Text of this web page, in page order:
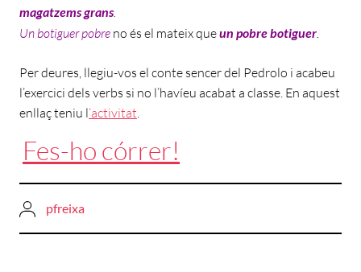
magatzems grans.
Un botiguer pobre no és el mateix queun pobre botiguer
Per deures, llegiu-vos el conte sencer del Pedrolo i acabeu
l’exercici dels verbs si no l’havíeu acabat a classe. En aquest
enllaç teniu l‘activitat
Fes-ho córrer!
pfreixa